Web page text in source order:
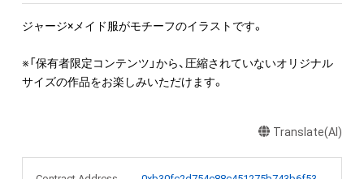
ジャージ×メイド服がモチーフのイラストです。
※「保有者限定コンテンツ」から、圧縮されていないオリジナル
サイズの作品をお楽しみいただけます。
Translate(AI)